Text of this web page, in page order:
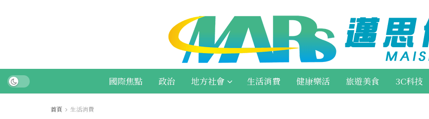
國際焦點 政治 地方社會 生活消費 健康樂活 旅遊美食 3C科技
首頁 生活消費